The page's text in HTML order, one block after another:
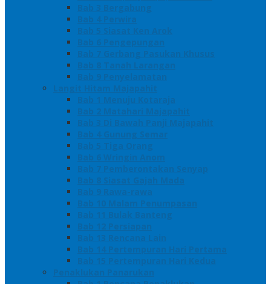
Bab 3 Bergabung
Bab 4 Perwira
Bab 5 Siasat Ken Arok
Bab 6 Pengepungan
Bab 7 Gerbang Pasukan Khusus
Bab 8 Tanah Larangan
Bab 9 Penyelamatan
Langit Hitam Majapahit
Bab 1 Menuju Kotaraja
Bab 2 Matahari Majapahit
Bab 3 Di Bawah Panji Majapahit
Bab 4 Gunung Semar
Bab 5 Tiga Orang
Bab 6 Wringin Anom
Bab 7 Pemberontakan Senyap
Bab 8 Siasat Gajah Mada
Bab 9 Rawa-rawa
Bab 10 Malam Penumpasan
Bab 11 Bulak Banteng
Bab 12 Persiapan
Bab 13 Rencana Lain
Bab 14 Pertempuran Hari Pertama
Bab 15 Pertempuran Hari Kedua
Penaklukan Panarukan